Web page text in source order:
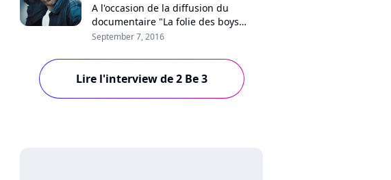
A l'occasion de la diffusion du
documentaire "La folie des boys
band" ce soir dès 20h55 sur C8,
2be3, a accepté de répondre aux
questions de Pure Charts. L'artiste
dit tout sur la folie des années boys
September 7, 2016
Lire l'interview de 2 Be 3